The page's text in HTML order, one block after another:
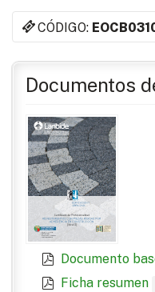
CÓDIGO:
Documentos
Documento
Ficha resumen